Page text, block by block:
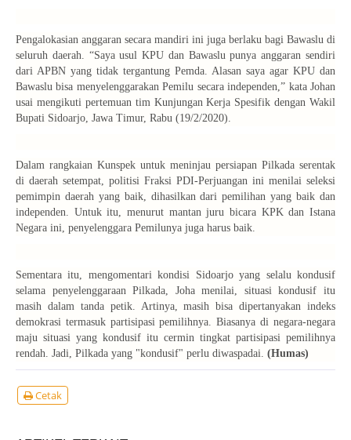
Pengalokasian anggaran secara mandiri ini juga berlaku bagi Bawaslu di
seluruh daerah. “Saya usul KPU dan Bawaslu punya anggaran sendiri
dari APBN yang tidak tergantung Pemda. Alasan saya agar KPU dan
Bawaslu bisa menyelenggarakan Pemilu secara independen,” kata Johan
usai mengikuti pertemuan tim Kunjungan Kerja Spesifik dengan Wakil
Bupati Sidoarjo, Jawa Timur, Rabu (19/2/2020).
Dalam rangkaian Kunspek untuk meninjau persiapan Pilkada serentak
di daerah setempat, politisi Fraksi PDI-Perjuangan ini menilai seleksi
pemimpin daerah yang baik, dihasilkan dari pemilihan yang baik dan
independen. Untuk itu, menurut mantan juru bicara KPK dan Istana
Negara ini, penyelenggara Pemilunya juga harus baik.
Sementara itu, mengomentari kondisi Sidoarjo yang selalu kondusif
selama penyelenggaraan Pilkada, Joha menilai, situasi kondusif itu
masih dalam tanda petik. Artinya, masih bisa dipertanyakan indeks
demokrasi termasuk partisipasi pemilihnya. Biasanya di negara-negara
maju situasi yang kondusif itu cermin tingkat partisipasi pemilihnya
rendah. Jadi, Pilkada yang "kondusif" perlu diwaspadai. (Humas)
Cetak